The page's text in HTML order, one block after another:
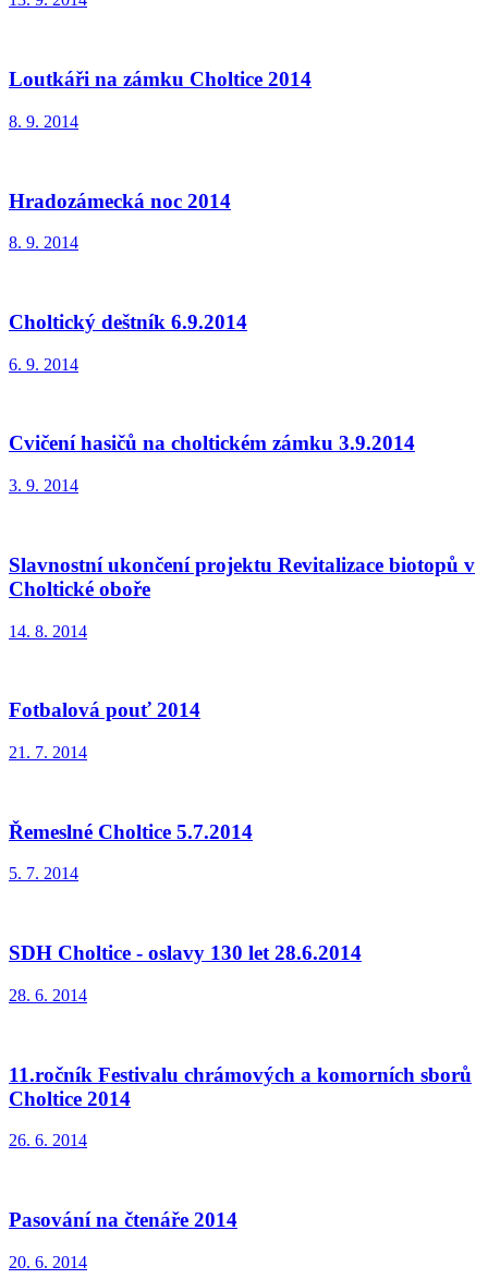
Loutkáři na zámku Choltice 2014
8. 9. 2014
Hradozámecká noc 2014
8. 9. 2014
Choltický deštník 6.9.2014
6. 9. 2014
Cvičení hasičů na choltickém zámku 3.9.2014
3. 9. 2014
Slavnostní ukončení projektu Revitalizace biotopů v
Choltické oboře
14. 8. 2014
Fotbalová pouť 2014
21. 7. 2014
Řemeslné Choltice 5.7.2014
5. 7. 2014
SDH Choltice - oslavy 130 let 28.6.2014
28. 6. 2014
11.ročník Festivalu chrámových a komorních sborů
Choltice 2014
26. 6. 2014
Pasování na čtenáře 2014
20. 6. 2014